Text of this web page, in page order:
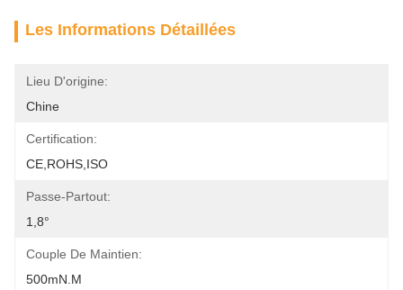
Les Informations Détaillées
Lieu D'origine:
Chine
Certification:
CE,ROHS,ISO
Passe-Partout:
1,8°
Couple De Maintien:
500mN.m